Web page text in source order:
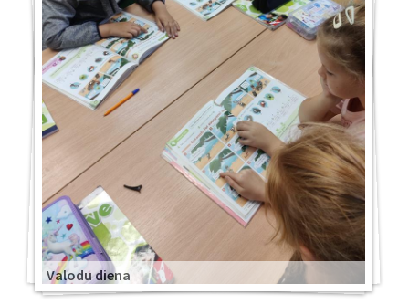
Valodu diena